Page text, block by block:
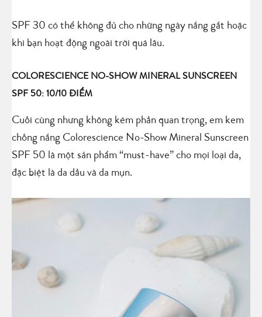
SPF 30 có thể không đủ cho những ngày nắng gắt hoặc
khi bạn hoạt động ngoài trời quá lâu.
COLORESCIENCE NO-SHOW MINERAL SUNSCREEN
SPF 50: 10/10 ĐIỂM
Cuối cùng nhưng không kém phần quan trọng, em kem
chống nắng Colorescience No-Show Mineral Sunscreen
SPF 50 là một sản phẩm “must-have” cho mọi loại da,
đặc biệt là da dầu và da mụn.